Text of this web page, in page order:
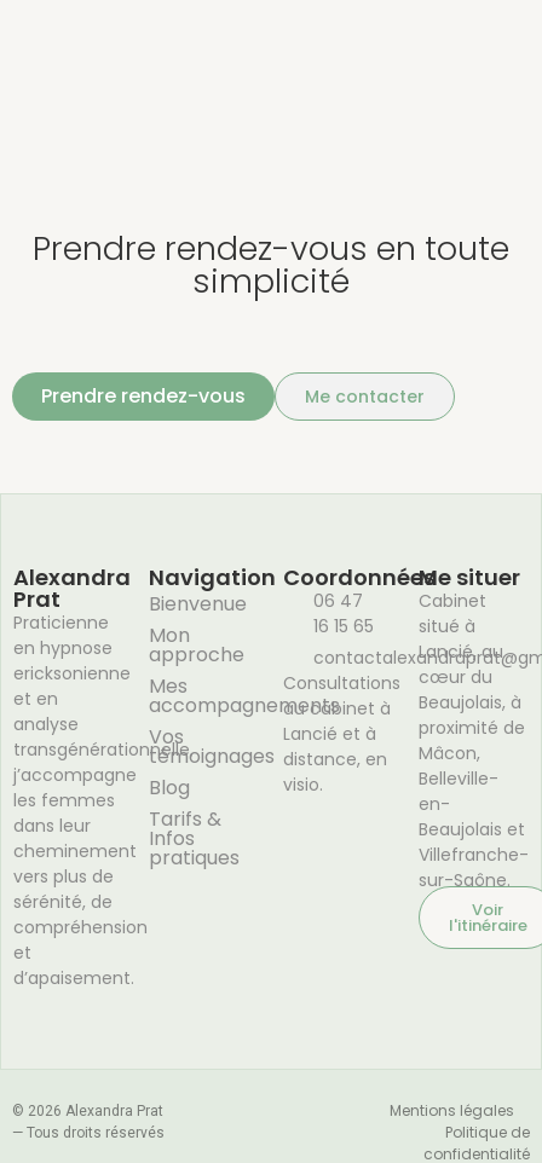
Prendre rendez-vous en toute
simplicité
Prendre rendez-vous Me contacter
Alexandra
Prat
Praticienne
en hypnose
ericksonienne
et en
analyse
transgénérationnelle,
j’accompagne
les femmes
dans leur
cheminement
vers plus de
sérénité, de
compréhension
et
d’apaisement.
Navigation
Bienvenue
Mon
approche
Mes
accompagnements
Vos
témoignages
Blog
Tarifs &
Infos
pratiques
Coordonnées
06 47
16 15 65
Consultations
au cabinet à
Lancié et à
distance, en
visio.
Me situer
Cabinet
situé à
Lancié, au
cœur du
Beaujolais, à
proximité de
Mâcon,
Belleville-
en-
Beaujolais et
Villefranche-
sur-Saône.
Voir
l'itinéraire
© 2026 Alexandra Prat
— Tous droits réservés
Mentions légales
Politique de
confidentialité